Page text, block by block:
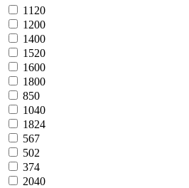
1120
1200
1400
1520
1600
1800
850
1040
1824
567
502
374
2040